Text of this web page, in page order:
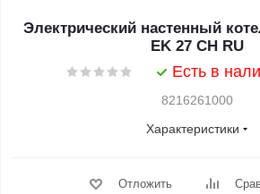
Электрический настенный
EK 27 CH RU
Есть в
8216261000
Характеристики
Отложить